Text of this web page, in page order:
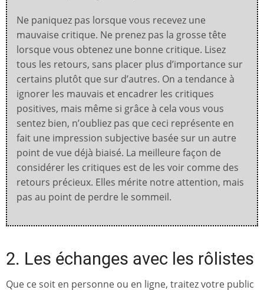
Ne paniquez pas lorsque vous recevez une
mauvaise critique. Ne prenez pas la grosse tête
lorsque vous obtenez une bonne critique. Lisez
tous les retours, sans placer plus d’importance sur
certains plutôt que sur d’autres. On a tendance à
ignorer les mauvais et encadrer les critiques
positives, mais même si grâce à cela vous vous
sentez bien, n’oubliez pas que ceci représente en
fait une impression subjective basée sur un autre
point de vue déjà biaisé. La meilleure façon de
considérer les critiques est de les voir comme des
retours précieux. Elles mérite notre attention, mais
pas au point de perdre le sommeil.
2. Les échanges avec les rôlistes
Que ce soit en personne ou en ligne, traitez votre public